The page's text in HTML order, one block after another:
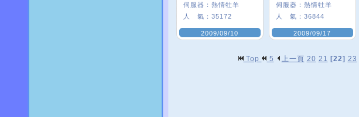
伺服器： 熱情牡羊
人 氣： 35172
2009/09/10
伺服器： 熱情牡羊
人 氣： 36844
2009/09/17
Top 5 上一頁 20 21 [22] 23